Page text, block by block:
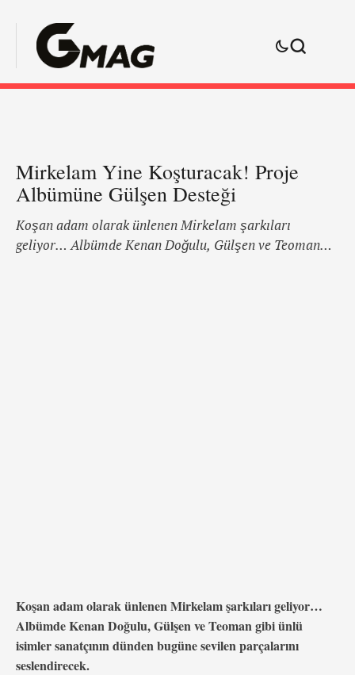
Mirkelam Yine Koşturacak! Proje
Albümüne Gülşen Desteği
Koşan adam olarak ünlenen Mirkelam şarkıları
geliyor… Albümde Kenan Doğulu, Gülşen ve Teoman
Koşan adam olarak ünlenen Mirkelam şarkıları geliyor…
Albümde Kenan Doğulu, Gülşen ve Teoman gibi ünlü
isimler sanatçının dünden bugüne sevilen parçalarını
seslendirecek.